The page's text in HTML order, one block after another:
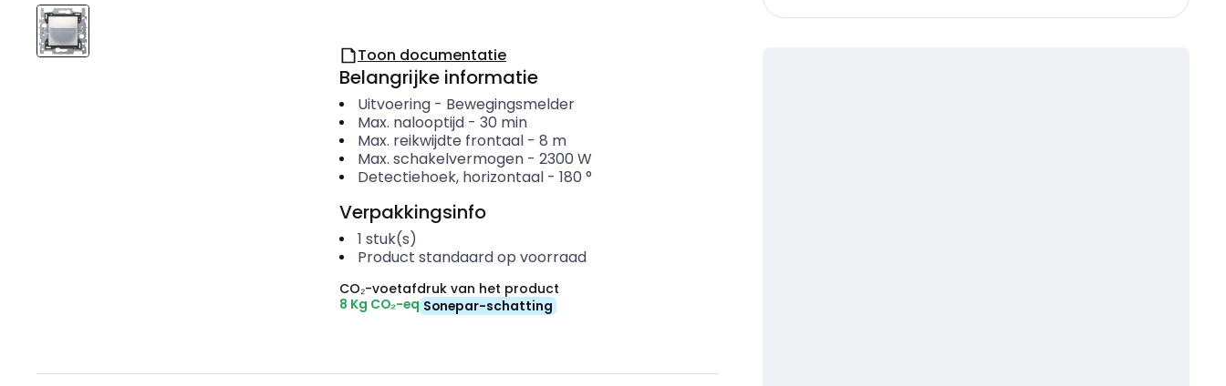
Toon documentatie
Belangrijke informatie
Uitvoering- Bewegingsmelder
Max. nalooptijd- 30 min
Max. reikwijdte frontaal- 8 m
Max. schakelvermogen- 2300 W
Detectiehoek, horizontaal- 180 °
Verpakkingsinfo
1 stuk(s)
Product standaard op voorraad
CO₂-voetafdruk van het product
8 Kg CO₂-eq Sonepar-schatting